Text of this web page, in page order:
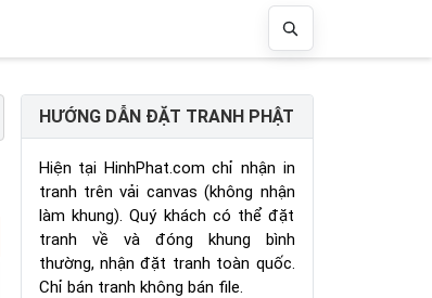
HƯỚNG DẪN ĐẶT TRANH PHẬT
Hiện tại HinhPhat.com chỉ nhận in
tranh trên vải canvas (không nhận
làm khung). Quý khách có thể đặt
tranh về và đóng khung bình
thường, nhận đặt tranh toàn quốc.
Chỉ bán tranh không bán file.